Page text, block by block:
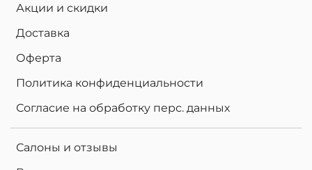
Акции и скидки
Доставка
Оферта
Политика конфиденциальности
Согласие на обработку перс. данных
Салоны и отзывы